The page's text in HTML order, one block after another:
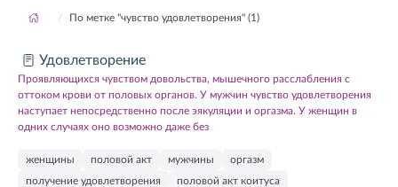
По метке "чувство удовлетворения" (1)
Удовлетворение
Проявляющихся чувством довольства, мышечного расслабления с
оттоком крови от половых органов. У мужчин чувство удовлетворения
наступает непосредственно после эякуляции и оргазма. У женщин в
одних случаях оно возможно даже без
женщины половой акт мужчины
оргазм
получение удовлетворения
половой акт коитуса